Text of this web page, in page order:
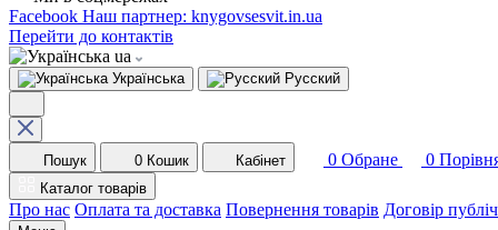
Facebook Наш партнер: knygovsesvit.in.ua
Перейти до контактів
ua
Українська Русский
Пошук 0 Кошик Кабінет 0 Обране 0
Каталог товарів
Про нас Оплата та доставка Повернення товарів Договір